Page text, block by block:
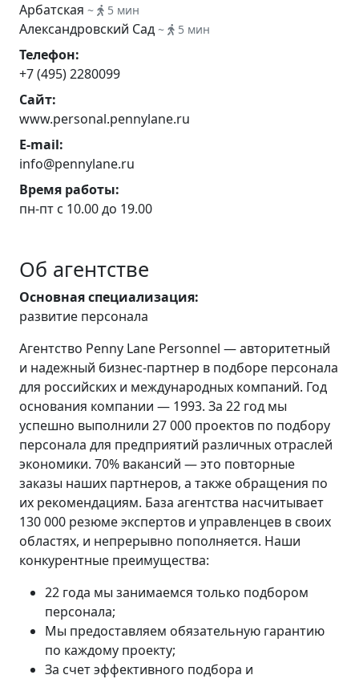
Арбатская ~ 5 мин
Александровский Сад ~ 5 мин
Телефон:
+7 (495) 2280099
Сайт:
www.personal.pennylane.ru
E-mail:
info@pennylane.ru
Время работы:
пн-пт с 10.00 до 19.00
Об агентстве
Основная специализация:
развитие персонала
Агентство Penny Lane Personnel — авторитетный
и надежный бизнес-партнер в подборе персонала
для российских и международных компаний. Год
основания компании — 1993. За 22 год мы
успешно выполнили 27 000 проектов по подбору
персонала для предприятий различных отраслей
экономики. 70% вакансий — это повторные
заказы наших партнеров, а также обращения по
их рекомендациям. База агентства насчитывает
130 000 резюме экспертов и управленцев в своих
областях, и непрерывно пополняется. Наши
конкурентные преимущества:
22 года мы занимаемся только подбором
персонала;
Мы предоставляем обязательную гарантию
по каждому проекту;
За счет эффективного подбора и